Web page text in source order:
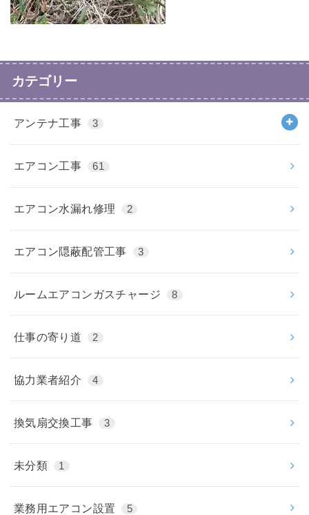
カテゴリー
アンテナ工事 3
エアコン工事 61
エアコン水漏れ修理 2
エアコン隠蔽配管工事 3
ルームエアコンガスチャージ 8
仕事の寄り道 2
協力業者紹介 4
換気扇交換工事 3
未分類 1
業務用エアコン設置 5